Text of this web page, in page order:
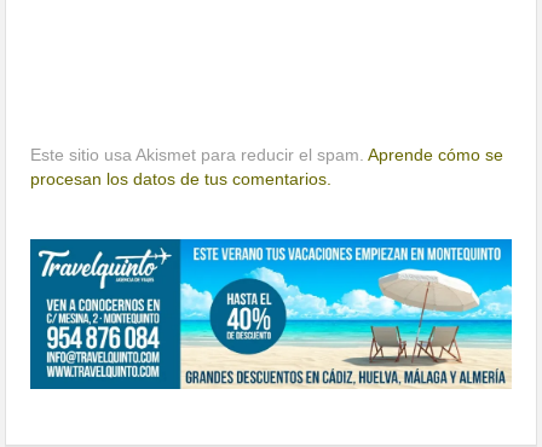
Este sitio usa Akismet para reducir el spam.Aprende cómo se
procesan los datos de tus comentarios.